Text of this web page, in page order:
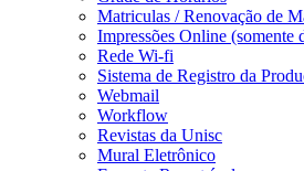
Matriculas / Renovação de
Impressões Online (somente
Rede Wi-fi
Sistema de Registro da
Webmail
Workflow
Revistas da Unisc
Mural Eletrônico